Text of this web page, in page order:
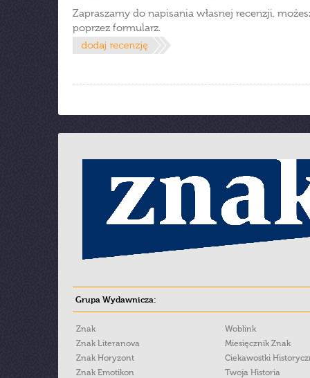
Zapraszamy do napisania własnej recenzji,
poprzez formularz.
Grupa Wydawnicza:
Znak
Znak Literanova
Znak Horyzont
Znak Emotikon
Woblink
Miesięcznik Znak
Ciekawostki
Twoja Historia